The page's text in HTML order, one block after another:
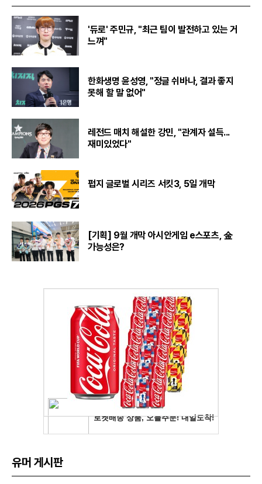
'듀로' 주민규, "최근 팀이 발전하고 있는 거
느껴"
한화생명 윤성영, "정글 쉬바나, 결과 좋지
못해 할 말 없어"
레전드 매치 해설한 강민, "관계자 설득...
재미있었다"
펍지 글로벌 시리즈 서킷3, 5일 개막
[기획] 9월 개막 아시안게임 e스포츠, 金
가능성은?
유머 게시판